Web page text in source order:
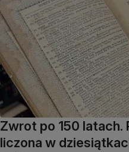
Zwrot po 150 latach.
liczona w